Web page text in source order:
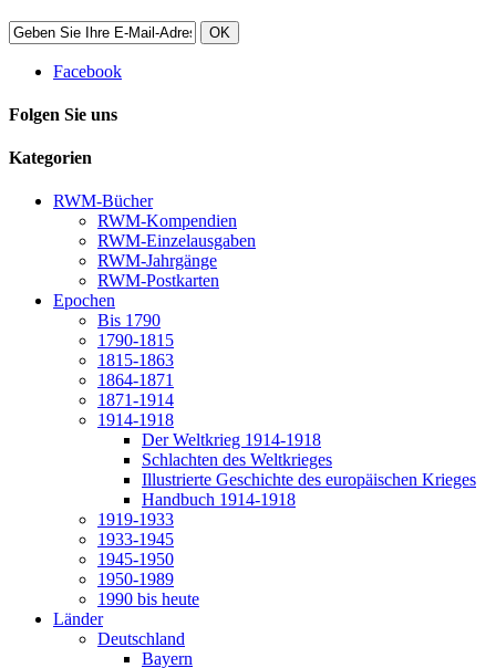
OK
Facebook
Folgen Sie uns
Kategorien
RWM-Bücher
RWM-Kompendien
RWM-Einzelausgaben
RWM-Jahrgänge
RWM-Postkarten
Epochen
Bis 1790
1790-1815
1815-1863
1864-1871
1871-1914
1914-1918
Der Weltkrieg 1914-1918
Schlachten des Weltkrieges
Illustrierte Geschichte des europäischen Krieges
Handbuch 1914-1918
1919-1933
1933-1945
1945-1950
1950-1989
1990 bis heute
Länder
Deutschland
Bayern